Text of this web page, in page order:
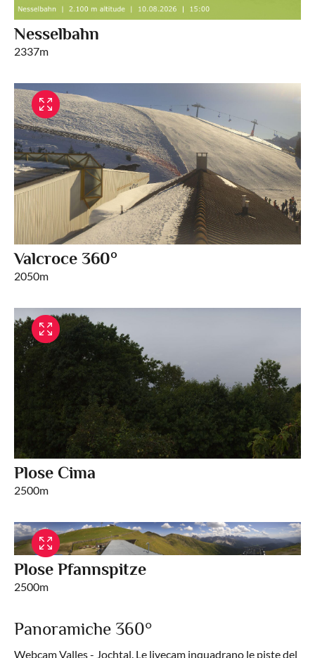
Nesselbahn
2337m
Valcroce 360°
2050m
Plose Cima
2500m
Plose Pfannspitze
2500m
Panoramiche 360°
Webcam Valles - Jochtal. Le livecam inquadrano le piste del